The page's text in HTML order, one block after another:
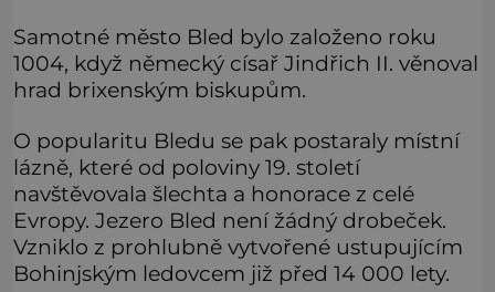
Samotné město Bled bylo založeno roku
1004, když německý císař Jindřich II. věnoval
hrad brixenským biskupům.
O popularitu Bledu se pak postaraly místní
lázně, které od poloviny 19. století
navštěvovala šlechta a honorace z celé
Evropy. Jezero Bled není žádný drobeček.
Vzniklo z prohlubně vytvořené ustupujícím
Bohinjským ledovcem již před 14 000 lety.